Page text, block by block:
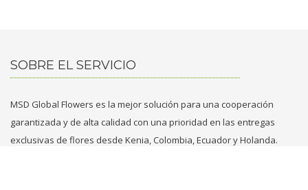
SOBRE EL SERVICIO
MSD Global Flowers es la mejor solución para una cooperación
garantizada y de alta calidad con una prioridad en las entregas
exclusivas de flores desde Kenia, Colombia, Ecuador y Holanda.